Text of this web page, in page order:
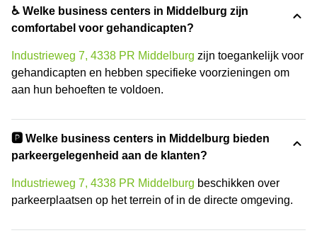
♿ Welke business centers in Middelburg zijn
comfortabel voor gehandicapten?
Industrieweg 7, 4338 PR Middelburg zijn toegankelijk voor
gehandicapten en hebben specifieke voorzieningen om
aan hun behoeften te voldoen.
🅿️ Welke business centers in Middelburg bieden
parkeergelegenheid aan de klanten?
Industrieweg 7, 4338 PR Middelburg beschikken over
parkeerplaatsen op het terrein of in de directe omgeving.